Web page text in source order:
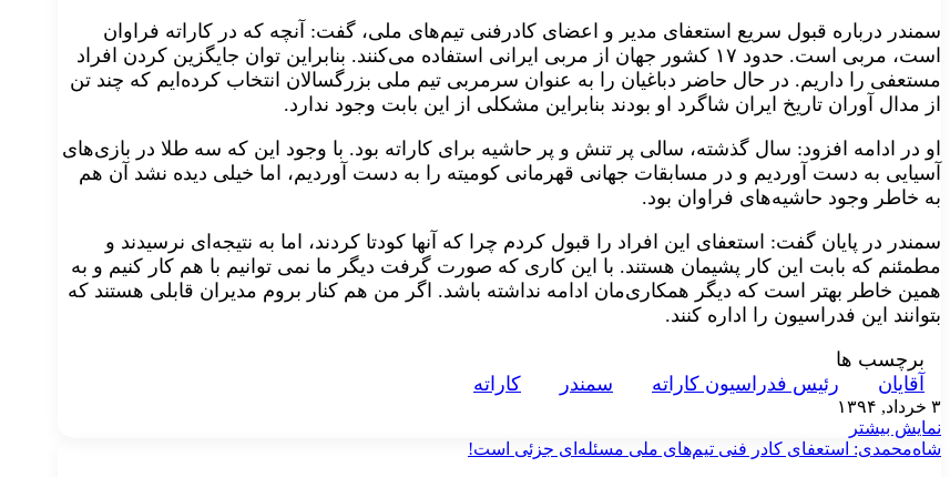
سمندر درباره قبول سریع استعفای مدیر و اعضای کادرفنی تیم‌های ملی، گفت: آنچه که در کاراته فراوان
است، مربی است. حدود ۱۷ کشور جهان از مربی ایرانی استفاده می‌کنند. بنا‌بر‌این توان جایگزین کردن افراد
مستعفی را داریم. در حال‌ حاضر دباغیان را به عنوان سرمربی تیم ‌ملی بز‌ر‌گسالان انتخاب کرده‌ایم که چند تن
از مدال آوران تاریخ ایران شاگرد او بودند بنا‌بر‌این مشکلی از این بابت وجود ندارد.
او در ادامه افزود: سال گذشته، سالی پر تنش و پر حاشیه برای کاراته بود. با وجود این که سه طلا در باز‌ی‌های
آ‌سیا‌یی به دست آوردیم و در مسابقات جهانی قهرمانی کومیته‌ را به دست آوردیم، اما خیلی دیده نشد آن هم
به خاطر وجود حاشیه‌های فراوان بود.
سمندر در پایان گفت: استعفای این افراد را قبول کردم چرا که آنها کودتا کردند، اما به نتیجه‌ای نرسیدند و
مطمئنم که بابت این کار پشیمان هستند. با این کاری که صورت گرفت دیگر ما نمی توانیم با هم کار کنیم و به
همین خاطر بهتر است که دیگر همکاری‌مان ادامه نداشته باشد. اگر من هم کنار بروم مدیران قابلی هستند که
بتوانند این فدراسیون را اداره کنند.
برچسب ها
آقايان
رئيس فدراسيون کاراته سمندر کاراته
۳ خرداد, ۱۳۹۴
نمایش بیشتر
شاه‌محمدی: استعفای کادر فنی تیم‌های ملی مسئله‌ای جزئی است!